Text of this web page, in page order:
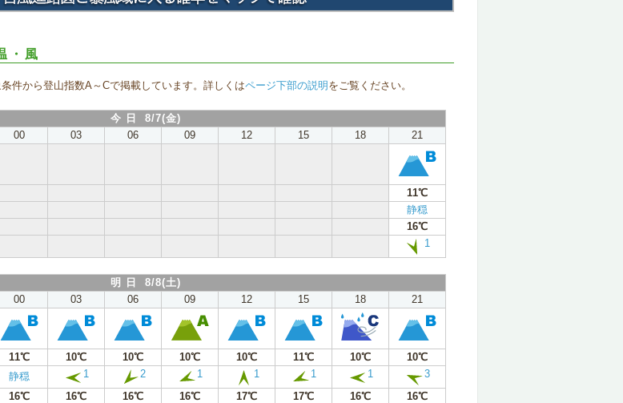
・風
件から登山指数A～Cで掲載しています。詳しくはページ下部の説明 をご覧ください。
今 日 8/7(金)
00 03 06 09 12 15 18 21
11℃
静穏
16℃
1
明 日 8/8(土)
00 03 06 09 12 15 18 21
11℃ 10℃ 10℃ 10℃ 10℃ 11℃ 10℃
10℃
静穏 1 2 1 1 1 1 3
16℃ 16℃ 16℃ 16℃ 17℃ 17℃ 16℃
16℃